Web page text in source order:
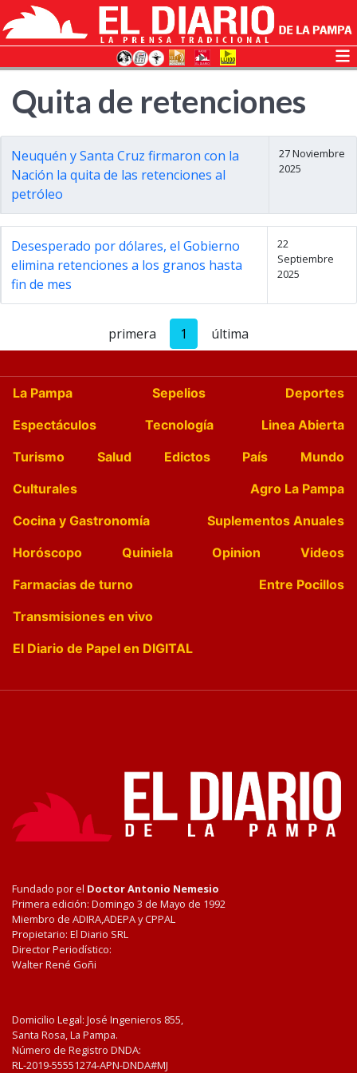
Quita de retenciones
Neuquén y Santa Cruz firmaron con la
Nación la quita de las retenciones al
petróleo
27 Noviembre
2025
Desesperado por dólares, el Gobierno
elimina retenciones a los granos hasta
fin de mes
22
Septiembre
2025
primera 1 última
La Pampa Sepelios
Deportes
Espectáculos
Tecnología
Linea Abierta
Turismo
Salud Edictos País
Mundo
Culturales
Agro La Pampa
Cocina y Gastronomía
Suplementos Anuales
Horóscopo
Quiniela Opinion
Videos
Farmacias de turno
Entre Pocillos
Transmisiones en vivo
El Diario de Papel en DIGITAL
Fundado por el Doctor Antonio Nemesio
Primera edición: Domingo 3 de Mayo de 1992
Miembro de ADIRA,ADEPA y CPPAL
Propietario: El Diario SRL
Director Periodístico:
Walter René Goñi
Domicilio Legal: José Ingenieros 855,
Santa Rosa, La Pampa.
Número de Registro DNDA:
RL-2019-55551274-APN-DNDA#MJ